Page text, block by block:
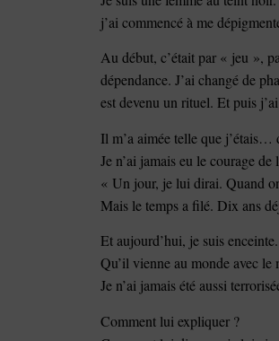
j’ai commencé à me
Au début, c’était par « jeu »,
dépendance. J’ai changé de
est devenu un rituel. Et puis
Il m’a aimée telle que j’étais…
Je n’ai jamais eu le courage
« Un jour, je lui dirai. Quand
Mais le temps a filé. Dix ans
Et aujourd’hui, je suis
Qu’il vienne au monde avec
Je n’ai jamais été aussi
Comment lui expliquer ?